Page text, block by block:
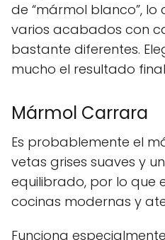
de “mármol blanco”, lo
varios acabados con
bastante diferentes.
mucho el resultado
Mármol Carrara
Es probablemente el
vetas grises suaves y
equilibrado, por lo que
cocinas modernas y
Funciona